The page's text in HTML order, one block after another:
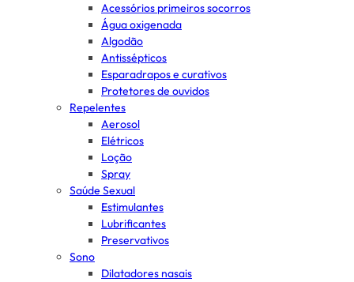
Acessórios primeiros socorros
Água oxigenada
Algodão
Antissépticos
Esparadrapos e curativos
Protetores de ouvidos
Repelentes
Aerosol
Elétricos
Loção
Spray
Saúde Sexual
Estimulantes
Lubrificantes
Preservativos
Sono
Dilatadores nasais